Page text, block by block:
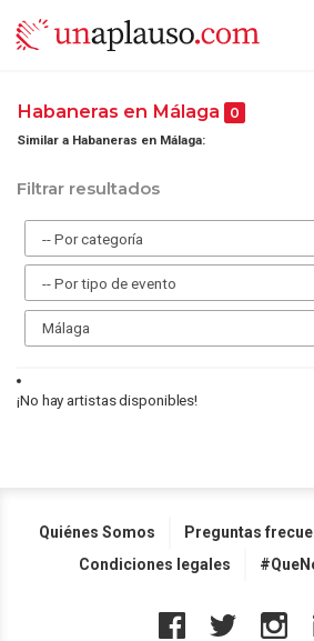
Habaneras en Málaga 0
Similar a Habaneras en Málaga:
Filtrar resultados
¡No hay artistas disponibles!
Quiénes Somos Preguntas
Condiciones legales